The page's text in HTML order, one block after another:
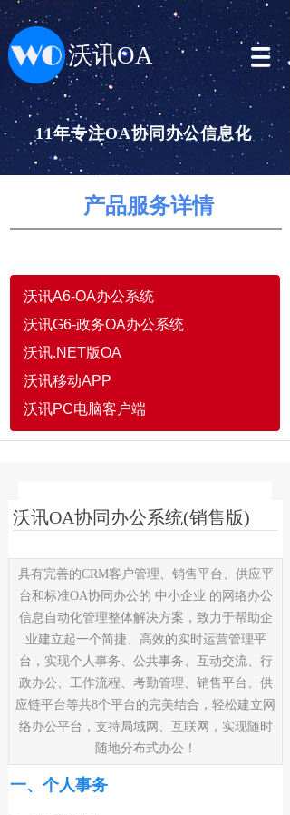
沃讯OA
11年专注OA协同办公信息化
产品服务详情
沃讯A6-OA办公系统
沃讯G6-政务OA办公系统
沃讯.NET版OA
沃讯移动APP
沃讯PC电脑客户端
沃讯OA协同办公系统(销售版)
具有完善的CRM客户管理、销售平台、供应平
台和标准OA协同办公的 中小企业 的网络办公
信息自动化管理整体解决方案，致力于帮助企
业建立起一个简捷、高效的实时运营管理平
台，实现个人事务、公共事务、互动交流、行
政办公、工作流程、考勤管理、销售平台、供
应链平台等共8个平台的完美结合，轻松建立网
络办公平台，支持局域网、互联网，实现随时
随地分布式办公！
一、个人事务